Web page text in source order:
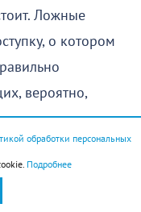
Ложные
о котором
вероятно,
спокойнее и
к делам,
обработки персональных
Подробнее